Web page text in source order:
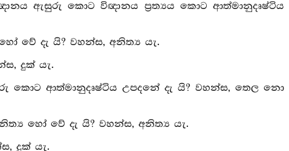
ඇසුරු කොට විඥානය ප්‍රත්‍යය කොට ආත්මානුදෘෂ්ටිය
වේ දැ යි? වහන්ස, අනිත්‍ය යැ.
දුක් යැ.
ආත්මානුදෘෂ්ටිය උපදනේ දැ යි? වහන්ස, තෙල නො
හෝ වේ දැ යි? වහන්ස, අනිත්‍ය යැ.
දුක් යැ.